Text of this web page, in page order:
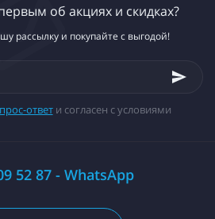
об акциях и скидках?
рассылку и покупайте с выгодой!
ответи согласен с условиями
52 87 - WhatsApp